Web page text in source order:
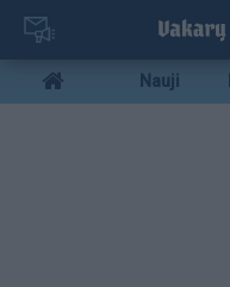
Pereiti
pagrindinį
turinį
Mobile
menu
Nauji